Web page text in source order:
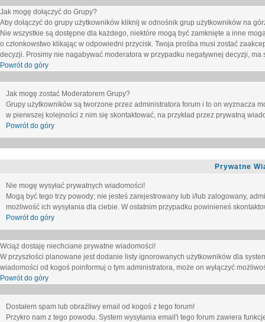
Jak mogę dołączyć do Grupy?
Aby dołączyć do grupy użytkowników kliknij w odnośnik grup użytkowników na
Nie wszystkie są dostępne dla każdego, niektóre mogą być zamknięte a inne
o członkowstwo klikając w odpowiedni przycisk. Twoja prośba musi zostać
decyzji. Prosimy nie nagabywać moderatora w przypadku negatywnej decyzji, ma
Powrót do góry
Jak mogę zostać Moderatorem Grupy?
Grupy użytkowników są tworzone przez administratora forum i to on wyznacza
w pierwszej kolejności z nim się skontaktować, na przykład przez prywatną
Powrót do góry
Prywatne
Nie mogę wysyłać prywatnych wiadomości!
Mogą być tego trzy powody; nie jesteś zarejestrowany lub i/lub zalogowany,
możliwość ich wysyłania dla ciebie. W ostatnim przypadku powinieneś
Powrót do góry
Wciąż dostaję niechciane prywatne wiadomości!
W przyszłości planowane jest dodanie listy ignorowanych użytkowników dla
wiadomości od kogoś poinformuj o tym administratora, może on wyłączyć
Powrót do góry
Dostałem spam lub obraźliwy email od kogoś z tego forum!
Przykro nam z tego powodu. System wysyłania email'i tego forum zawiera